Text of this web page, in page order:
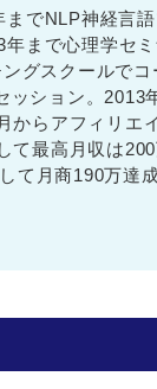
までNLP神経言
年まで心理学セ
グスクールで
ッション。2013
からアフィリエ
て最高月収は
て月商190万達